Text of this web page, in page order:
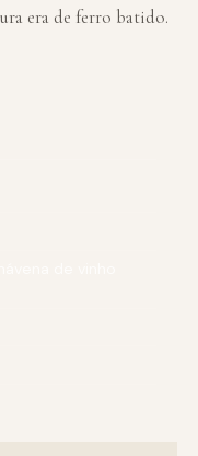
era de ferro batido.